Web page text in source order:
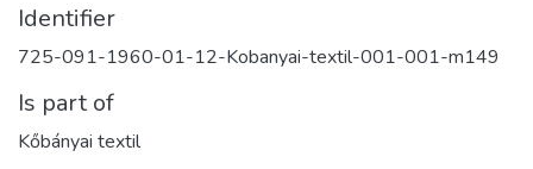
Identifier
725-091-1960-01-12-Kobanyai-textil-001-001-m149
Is part of
Kőbányai textil